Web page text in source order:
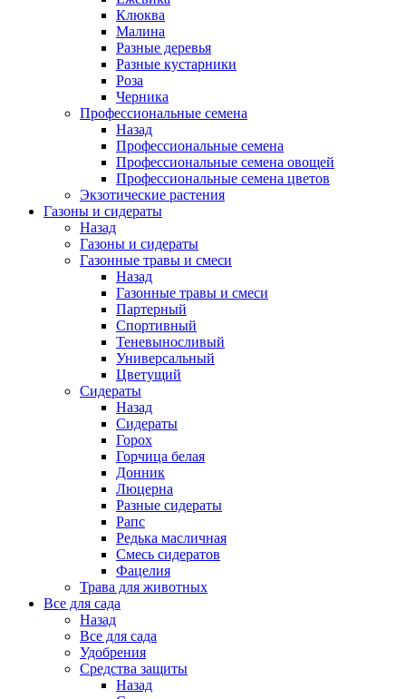
Клюква
Малина
Разные деревья
Разные кустарники
Роза
Черника
Профессиональные семена
Назад
Профессиональные семена
Профессиональные семена овощей
Профессиональные семена цветов
Экзотические растения
Газоны и сидераты
Назад
Газоны и сидераты
Газонные травы и смеси
Назад
Газонные травы и смеси
Партерный
Спортивный
Теневыносливый
Универсальный
Цветущий
Сидераты
Назад
Сидераты
Горох
Горчица белая
Донник
Люцерна
Разные сидераты
Рапс
Редька масличная
Смесь сидератов
Фацелия
Трава для животных
Все для сада
Назад
Все для сада
Удобрения
Средства защиты
Назад